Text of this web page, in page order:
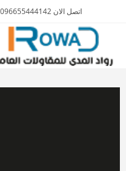
اتصل الان 0096655444142